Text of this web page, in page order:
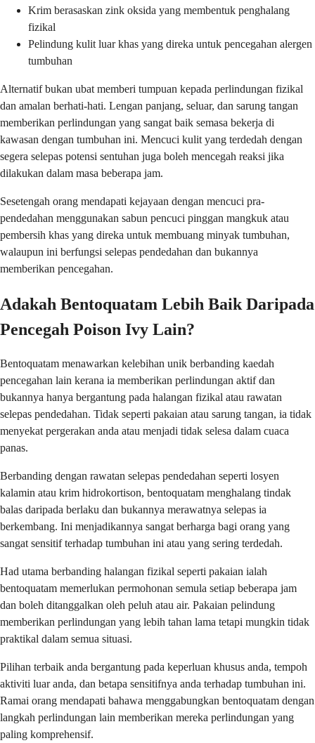
Krim berasaskan zink oksida yang membentuk penghalang
fizikal
Pelindung kulit luar khas yang direka untuk pencegahan alergen
tumbuhan
Alternatif bukan ubat memberi tumpuan kepada perlindungan fizikal
dan amalan berhati-hati. Lengan panjang, seluar, dan sarung tangan
memberikan perlindungan yang sangat baik semasa bekerja di
kawasan dengan tumbuhan ini. Mencuci kulit yang terdedah dengan
segera selepas potensi sentuhan juga boleh mencegah reaksi jika
dilakukan dalam masa beberapa jam.
Sesetengah orang mendapati kejayaan dengan mencuci pra-
pendedahan menggunakan sabun pencuci pinggan mangkuk atau
pembersih khas yang direka untuk membuang minyak tumbuhan,
walaupun ini berfungsi selepas pendedahan dan bukannya
memberikan pencegahan.
Adakah Bentoquatam Lebih Baik Daripada
Pencegah Poison Ivy Lain?
Bentoquatam menawarkan kelebihan unik berbanding kaedah
pencegahan lain kerana ia memberikan perlindungan aktif dan
bukannya hanya bergantung pada halangan fizikal atau rawatan
selepas pendedahan. Tidak seperti pakaian atau sarung tangan, ia tidak
menyekat pergerakan anda atau menjadi tidak selesa dalam cuaca
panas.
Berbanding dengan rawatan selepas pendedahan seperti losyen
kalamin atau krim hidrokortison, bentoquatam menghalang tindak
balas daripada berlaku dan bukannya merawatnya selepas ia
berkembang. Ini menjadikannya sangat berharga bagi orang yang
sangat sensitif terhadap tumbuhan ini atau yang sering terdedah.
Had utama berbanding halangan fizikal seperti pakaian ialah
bentoquatam memerlukan permohonan semula setiap beberapa jam
dan boleh ditanggalkan oleh peluh atau air. Pakaian pelindung
memberikan perlindungan yang lebih tahan lama tetapi mungkin tidak
praktikal dalam semua situasi.
Pilihan terbaik anda bergantung pada keperluan khusus anda, tempoh
aktiviti luar anda, dan betapa sensitifnya anda terhadap tumbuhan ini.
Ramai orang mendapati bahawa menggabungkan bentoquatam dengan
langkah perlindungan lain memberikan mereka perlindungan yang
paling komprehensif.